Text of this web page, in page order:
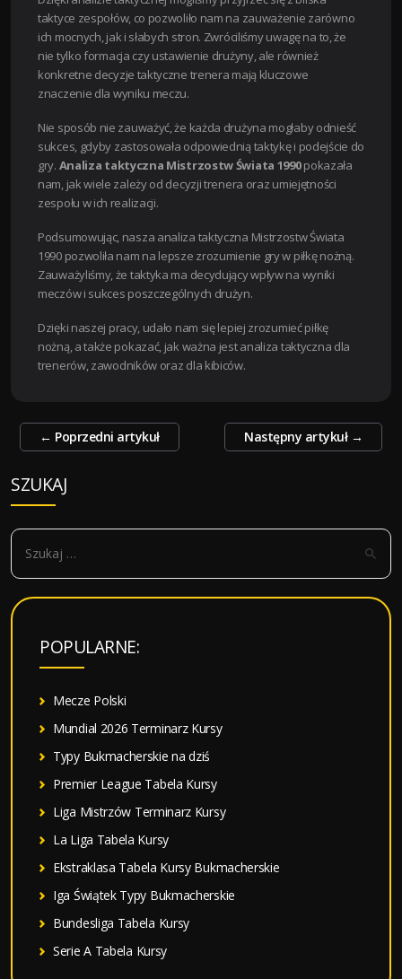
taktyce zespołów, co pozwoliło nam na zauważenie zarówno
ich mocnych, jak i słabych stron. Zwróciliśmy uwagę na to, że
nie tylko formacja czy ustawienie drużyny, ale również
konkretne decyzje taktyczne trenera mają kluczowe
znaczenie dla wyniku meczu.
Nie sposób nie zauważyć, że każda drużyna mogłaby odnieść
sukces, gdyby zastosowała odpowiednią taktykę i podejście do
gry. Analiza taktyczna Mistrzostw Świata 1990pokazała
nam, jak wiele zależy od decyzji trenera oraz umiejętności
zespołu w ich realizacji.
Podsumowując, nasza analiza taktyczna Mistrzostw Świata
1990 pozwoliła nam na lepsze zrozumienie gry w piłkę nożną.
Zauważyliśmy, że taktyka ma decydujący wpływ na wyniki
meczów i sukces poszczególnych drużyn.
Dzięki naszej pracy, udało nam się lepiej zrozumieć piłkę
nożną, a także pokazać, jak ważna jest analiza taktyczna dla
trenerów, zawodników oraz dla kibiców.
Zobacz
← Poprzedni artykuł Następny artykuł →
SZUKAJ
S
k
POPULARNE:
Mecze Polski
Mundial 2026 Terminarz Kursy
Typy Bukmacherskie na dziś
Premier League Tabela Kursy
Liga Mistrzów Terminarz Kursy
La Liga Tabela Kursy
Ekstraklasa Tabela Kursy Bukmacherskie
Iga Świątek Typy Bukmacherskie
Bundesliga Tabela Kursy
Serie A Tabela Kursy